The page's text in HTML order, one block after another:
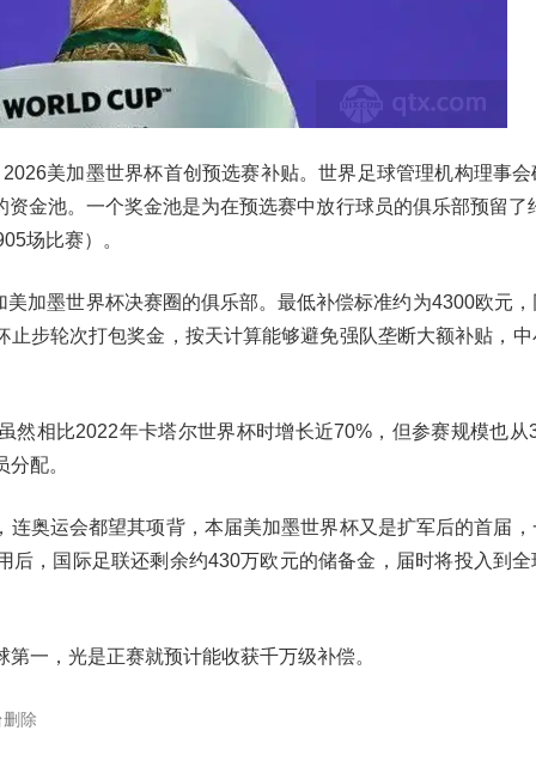
美加墨世界杯首创预选赛补贴。世界足球管理机构理事
金池。一个奖金池是为在预选赛中放行球员的俱乐部预留了
场比赛）。
加墨世界杯决赛圈的俱乐部。最低补偿标准约为4300欧元
步轮次打包奖金，按天计算能够避免强队垄断大额补贴，
然相比2022年卡塔尔世界杯时增长近70%，但参赛规模也从
配。
奥运会都望其项背，本届美加墨世界杯又是扩军后的首届
后，国际足联还剩余约430万欧元的储备金，届时将投入到
一，光是正赛就预计能收获千万级补偿。
除